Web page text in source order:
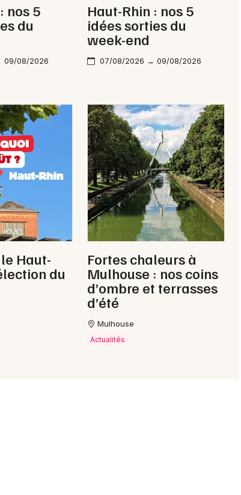
Restaurants
68 - Haut-Rhin
Choisir mes départements
Je m'abonne
nos 5
du
09/08/2026
Haut-Rhin : nos 5
idées sorties du
week-end
07/08/2026 → 09/08/2026
Haut-
du
Fortes chaleurs à
Mulhouse : nos coins
d’ombre et terrasses
d’été
Mulhouse
Actualités